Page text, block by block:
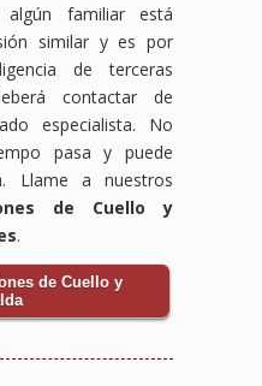
familiar está
similar y es por
de terceras
contactar de
especialista. No
pasa y puede
Llame a nuestros
de Cuello y
.
de Cuello y